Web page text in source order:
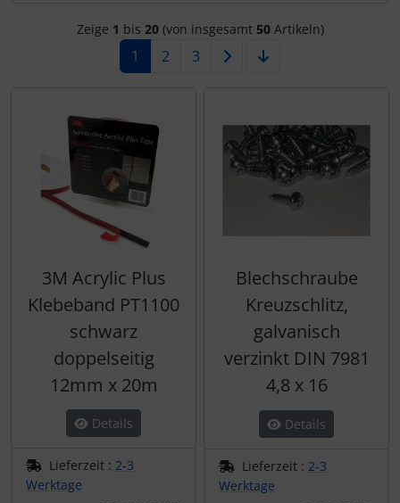
Zeige 1 bis 20(von insgesamt 50Artikeln)
1 2 3
3M Acrylic Plus
Klebeband PT1100
schwarz
doppelseitig
12mm x 20m
Details
Lieferzeit : 2-3
Werktage
Blechschraube
Kreuzschlitz,
galvanisch
verzinkt DIN 7981
4,8 x 16
Details
Lieferzeit : 2-3
Werktage